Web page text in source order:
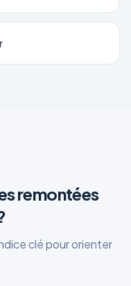
remontées
clé pour orienter